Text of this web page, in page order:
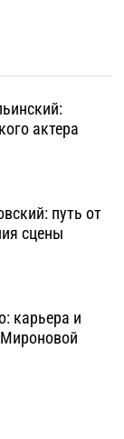
актера
путь от
сцены
карьера и